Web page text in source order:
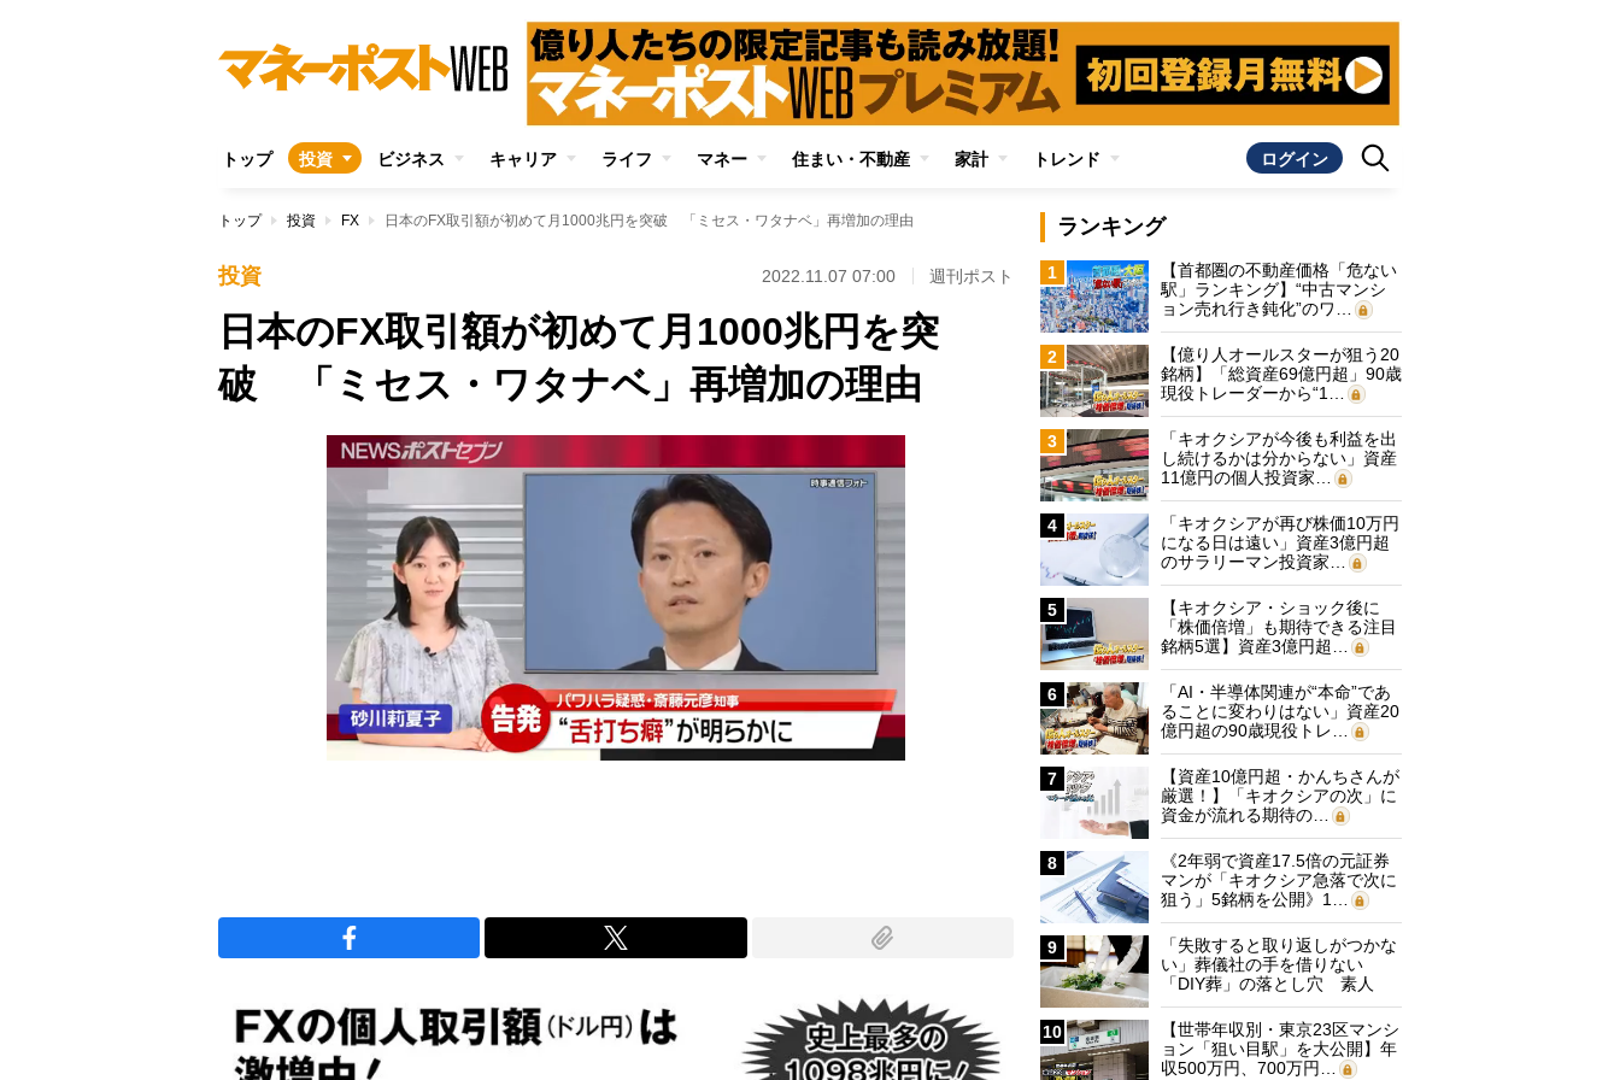
トップ 投資 ビジネス キャリア ライフ マネー 住まい・不動産 家計 トレンド ログイン
トップ 投資 FX 日本のFX取引額が初めて月1000兆円を突破 「ミセス・ワタナベ」再増加の理由
投資 2022.11.07 07:00 週刊ポスト
日本のFX取引額が初めて月1000兆円を突
破 「ミセス・ワタナベ」再増加の理由
ランキング
1
【首都圏の不動産価格「危ない
駅」ランキング】“中古マンシ
ョン売れ行き鈍化”のワ…
2
【億り人オールスターが狙う20
銘柄】「総資産69億円超」90歳
現役トレーダーから“1…
3
「キオクシアが今後も利益を出
し続けるかは分からない」資産
11億円の個人投資家…
4
「キオクシアが再び株価10万円
になる日は遠い」資産3億円超
のサラリーマン投資家…
5
【キオクシア・ショック後に
「株価倍増」も期待できる注目
銘柄5選】資産3億円超…
6
「AI・半導体関連が“本命”であ
ることに変わりはない」資産20
億円超の90歳現役トレ…
7
【資産10億円超・かんちさんが
厳選！】「キオクシアの次」に
資金が流れる期待の…
8
《2年弱で資産17.5倍の元証券
マンが「キオクシア急落で次に
狙う」5銘柄を公開》1…
9
「失敗すると取り返しがつかな
い」葬儀社の手を借りない
「DIY葬」の落とし穴 素人
に…
10
【世帯年収別・東京23区マンシ
ョン「狙い目駅」を大公開】年
収500万円、700万円…